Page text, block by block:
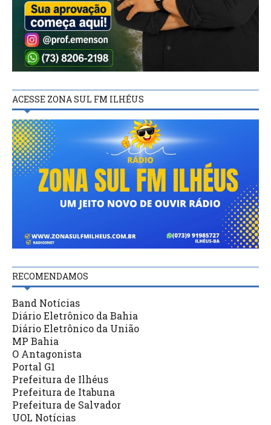
ACESSE ZONA SUL FM ILHÉUS
RECOMENDAMOS
Band Notícias
Diário Eletrônico da Bahia
Diário Eletrônico da União
MP Bahia
O Antagonista
Portal G1
Prefeitura de Ilhéus
Prefeitura de Itabuna
Prefeitura de Salvador
UOL Notícias